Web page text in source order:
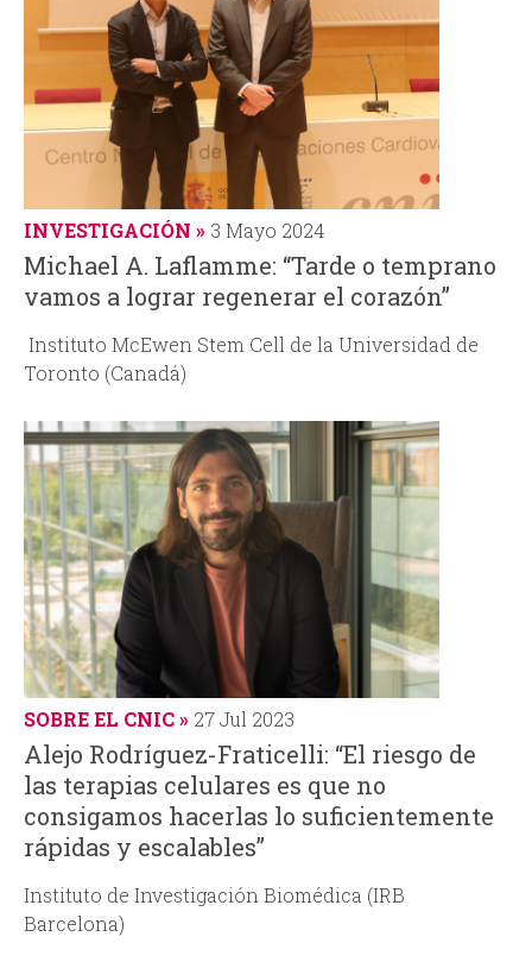
INVESTIGACIÓN 3 Mayo 2024
Michael A. Laflamme: “Tarde o temprano
vamos a lograr regenerar el corazón”
Instituto McEwen Stem Cell de la Universidad de
Toronto (Canadá)
SOBRE EL CNIC 27 Jul 2023
Alejo Rodríguez-Fraticelli: “El riesgo de
las terapias celulares es que no
consigamos hacerlas lo suficientemente
rápidas y escalables”
Instituto de Investigación Biomédica (IRB
Barcelona)